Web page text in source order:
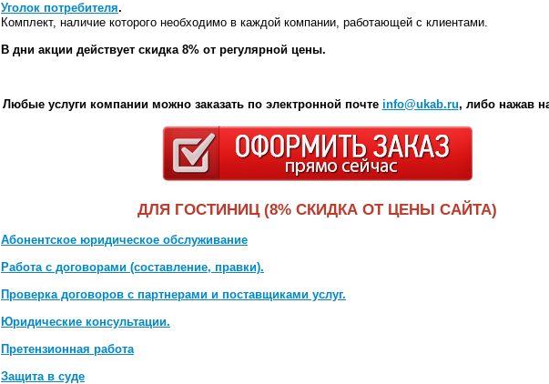
Уголок потребителя.
Комплект, наличие которого необходимо в каждой компании, работающей с клиентами.
В дни акции действует скидка 8% от регулярной цены.
Любые услуги компании можно заказать по электронной почте info@ukab.ru, либо нажав
ДЛЯ ГОСТИНИЦ (8% СКИДКА ОТ ЦЕНЫ САЙТА)
Абонентское юридическое обслуживание
Работа с договорами (составление, правки).
Проверка договоров с партнерами и поставщиками услуг.
Юридические консультации.
Претензионная работа
Защита в суде